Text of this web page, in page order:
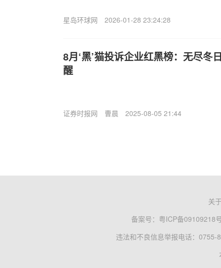
星岛环球网 2026-01-28 23:24:28
8月‘黑’猫投诉企业红黑榜：无尽冬
醒
证券时报网 曹晨 2025-08-05 21:44
关
备案号： 粤ICP备09109218
违法和不良信息举报电话：0755-